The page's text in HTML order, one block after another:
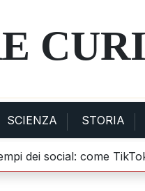
SCIENZA STORIA
social: come TikTok